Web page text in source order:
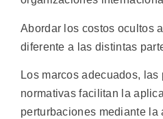
Abordar los costos ocultos
diferente a las distintas
Los marcos adecuados,
normativas facilitan la
perturbaciones mediante la